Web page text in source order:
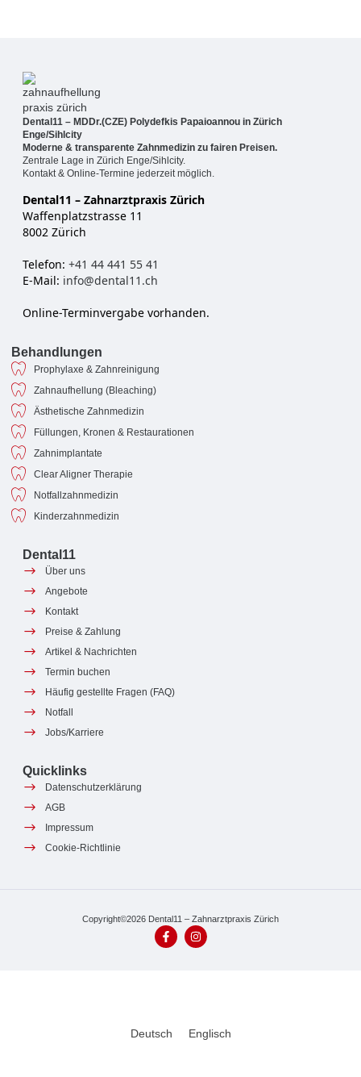
Dental11 – MDDr.(CZE) Polydefkis Papaioannou in Zürich
Enge/Sihlcity
Moderne & transparente Zahnmedizin zu fairen Preisen.
Zentrale Lage in Zürich Enge/Sihlcity.
Kontakt & Online-Termine jederzeit möglich.
Dental11 – Zahnarztpraxis Zürich
Waffenplatzstrasse 11
8002 Zürich
Telefon: +41 44 441 55 41
E-Mail: info@dental11.ch
Online-Terminvergabe vorhanden.
Behandlungen
Prophylaxe & Zahnreinigung
Zahnaufhellung (Bleaching)
Ästhetische Zahnmedizin
Füllungen, Kronen & Restaurationen
Zahnimplantate
Clear Aligner Therapie
Notfallzahnmedizin
Kinderzahnmedizin
Dental11
Über uns
Angebote
Kontakt
Preise & Zahlung
Artikel & Nachrichten
Termin buchen
Häufig gestellte Fragen (FAQ)
Notfall
Jobs/Karriere
Quicklinks
Datenschutzerklärung
AGB
Impressum
Cookie-Richtlinie
Copyright©2026 Dental11 – Zahnarztpraxis Zürich
Deutsch Englisch